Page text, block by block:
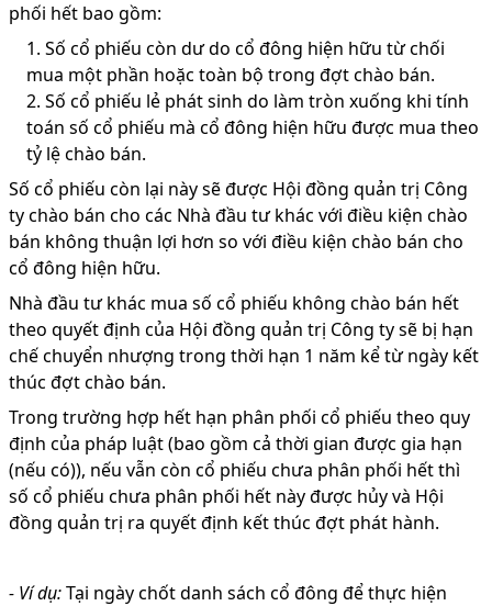
phối hết bao gồm:
1. Số cổ phiếu còn dư do cổ đông hiện hữu từ chối
mua một phần hoặc toàn bộ trong đợt chào bán.
2. Số cổ phiếu lẻ phát sinh do làm tròn xuống khi tính
toán số cổ phiếu mà cổ đông hiện hữu được mua theo
tỷ lệ chào bán.
Số cổ phiếu còn lại này sẽ được Hội đồng quản trị Công
ty chào bán cho các Nhà đầu tư khác với điều kiện chào
bán không thuận lợi hơn so với điều kiện chào bán cho
cổ đông hiện hữu.
Nhà đầu tư khác mua số cổ phiếu không chào bán hết
theo quyết định của Hội đồng quản trị Công ty sẽ bị hạn
chế chuyển nhượng trong thời hạn 1 năm kể từ ngày kết
thúc đợt chào bán.
Trong trường hợp hết hạn phân phối cổ phiếu theo quy
định của pháp luật (bao gồm cả thời gian được gia hạn
(nếu có)), nếu vẫn còn cổ phiếu chưa phân phối hết thì
số cổ phiếu chưa phân phối hết này được hủy và Hội
đồng quản trị ra quyết định kết thúc đợt phát hành.
- Ví dụ:Tại ngày chốt danh sách cổ đông để thực hiện